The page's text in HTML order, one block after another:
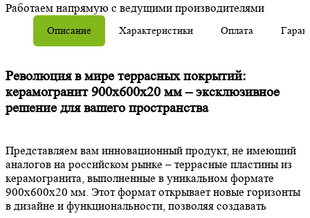
Работаем напрямую с ведущими производителями
Описание Характеристики Оплата
Революция в мире террасных покрытий:
керамогранит 900х600х20 мм – эксклюзивное
решение для вашего пространства
Представляем вам инновационный продукт, не имеющий
аналогов на российском рынке – террасные пластины из
керамогранита, выполненные в уникальном формате
900х600х20 мм. Этот формат открывает новые горизонты
в дизайне и функциональности, позволяя создавать